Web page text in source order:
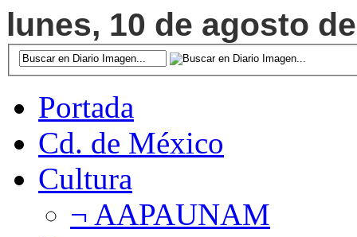
lunes, 10 de agosto
Portada
Cd. de México
Cultura
¬ AAPAUNAM